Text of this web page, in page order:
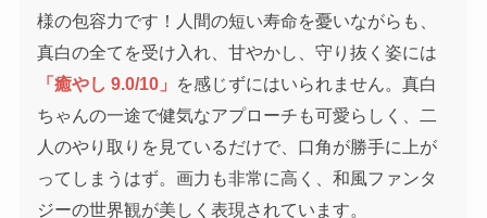
様の包容力です！人間の短い寿命を憂いながらも、
真白の全てを受け入れ、甘やかし、守り抜く姿には
「癒やし 9.0/10」
を感じずにはいられません。真白
ちゃんの一途で健気なアプローチも可愛らしく、二
人のやり取りを見ているだけで、口角が勝手に上が
ってしまうはず。画力も非常に高く、和風ファンタ
ジーの世界観が美しく表現されています。